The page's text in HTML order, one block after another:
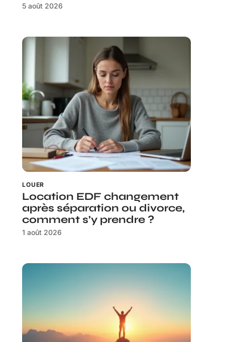
5 août 2026
LOUER
Location EDF changement
après séparation ou divorce,
comment s’y prendre ?
1 août 2026